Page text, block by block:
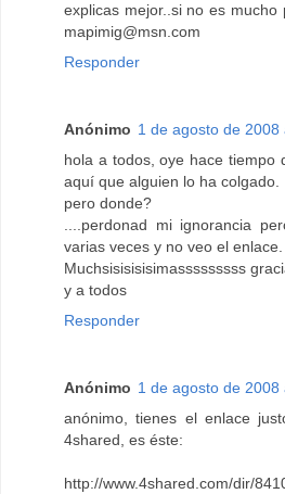
explicas mejor..si no es
mapimig@msn.com
Responder
Anónimo 1 de agosto de 2008
hola a todos, oye hace tiempo
aquí que alguien lo ha colgado.
pero donde?
....perdonad mi ignorancia
varias veces y no veo el enlace.
Muchsisisisisimasssssssss
y a todos
Responder
Anónimo 1 de agosto de 2008
anónimo, tienes el enlace
4shared, es éste:
http://www.4shared.com/dir/